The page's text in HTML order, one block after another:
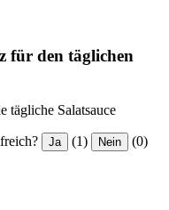
für den täglichen
tägliche Salatsauce
Ja (1) Nein (0)